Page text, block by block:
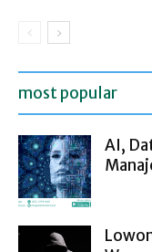
most popular
AI,